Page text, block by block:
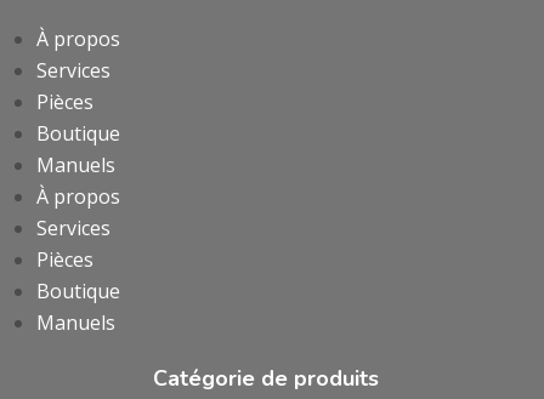
À propos
Services
Pièces
Boutique
Manuels
À propos
Services
Pièces
Boutique
Manuels
Catégorie de produits